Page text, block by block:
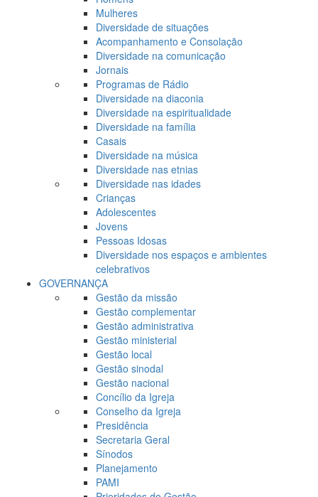
Mulheres
Diversidade de situações
Acompanhamento e Consolação
Diversidade na comunicação
Jornais
Programas de Rádio
Diversidade na diaconia
Diversidade na espiritualidade
Diversidade na família
Casais
Diversidade na música
Diversidade nas etnias
Diversidade nas idades
Crianças
Adolescentes
Jovens
Pessoas Idosas
Diversidade nos espaços e ambientes
celebrativos
GOVERNANÇA
Gestão da missão
Gestão complementar
Gestão administrativa
Gestão ministerial
Gestão local
Gestão sinodal
Gestão nacional
Concílio da Igreja
Conselho da Igreja
Presidência
Secretaria Geral
Sínodos
Planejamento
PAMI